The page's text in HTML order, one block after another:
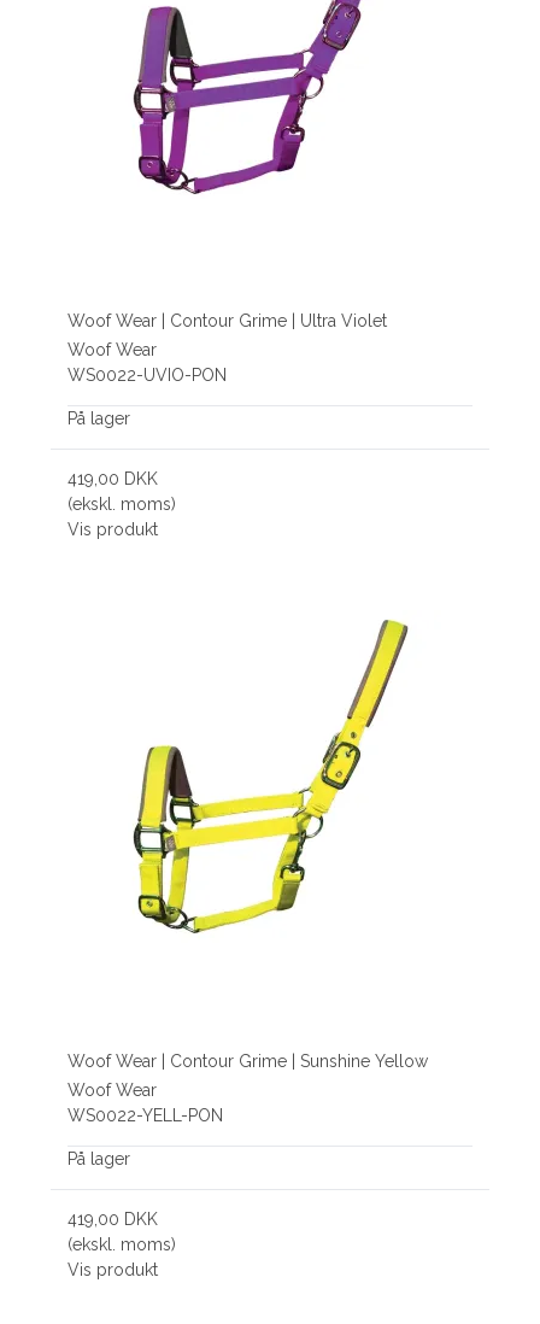
Woof Wear | Contour Grime | Ultra Violet
Woof Wear
WS0022-UVIO-PON
På lager
419,00 DKK
(ekskl. moms)
Vis produkt
Woof Wear | Contour Grime | Sunshine Yellow
Woof Wear
WS0022-YELL-PON
På lager
419,00 DKK
(ekskl. moms)
Vis produkt